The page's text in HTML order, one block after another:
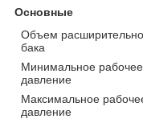
Основные
Объем
бака
Минимальное рабочее
давление
Максимальное
давление